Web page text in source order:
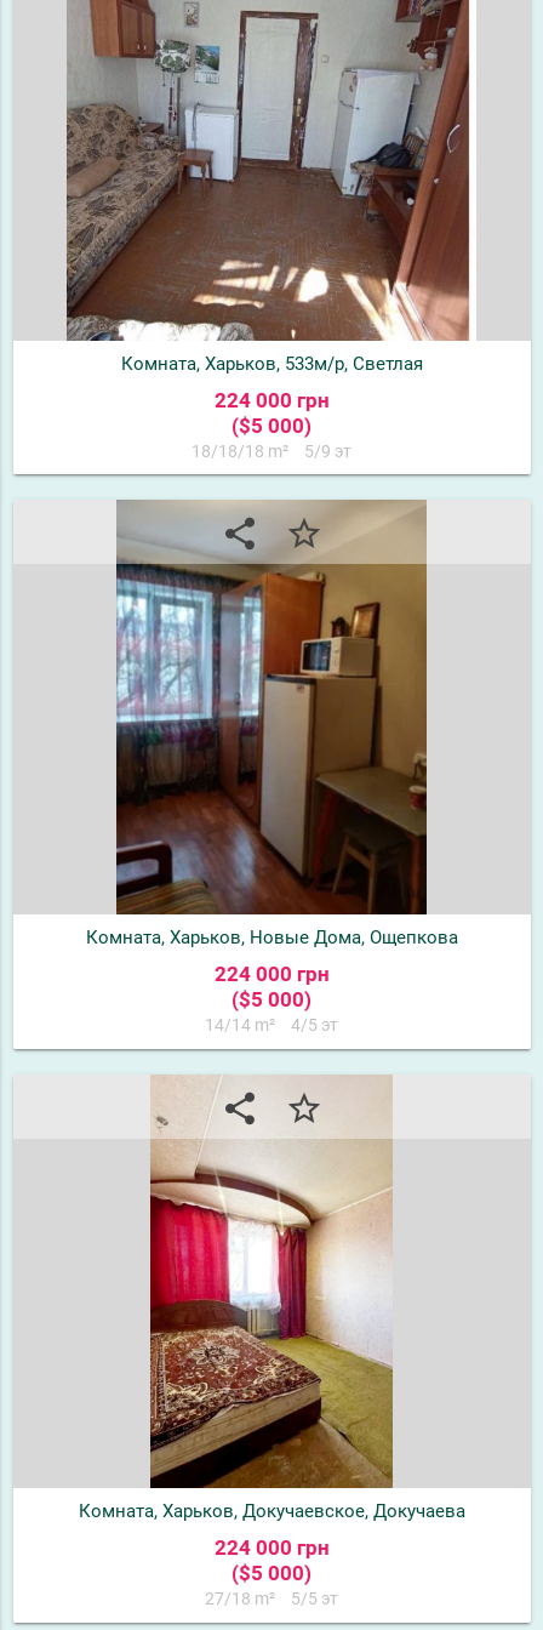
Комната, Харьков, 533м/р, Светлая
224 000 грн
($5 000)
18/18/18 m² 5/9 эт
share star_border
Комната, Харьков, Новые Дома, Ощепкова
224 000 грн
($5 000)
14/14 m² 4/5 эт
share star_border
Комната, Харьков, Докучаевское, Докучаева
224 000 грн
($5 000)
27/18 m² 5/5 эт